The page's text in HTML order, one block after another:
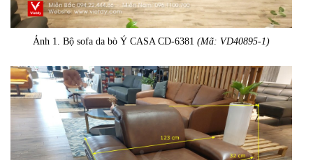
Ảnh 1. Bộ sofa da bò Ý CASA CD-6381 (Mã: VD40895-1)